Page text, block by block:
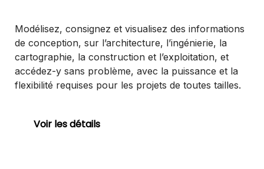
Modélisez, consignez et visualisez des informations
de conception, sur l’architecture, l’ingénierie, la
cartographie, la construction et l’exploitation, et
accédez-y sans problème, avec la puissance et la
flexibilité requises pour les projets de toutes tailles.
Voir les détails